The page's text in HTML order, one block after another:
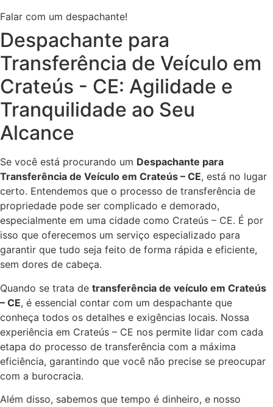
Falar com um despachante!
Despachante para
Transferência de Veículo em
Crateús - CE: Agilidade e
Tranquilidade ao Seu
Alcance
Se você está procurando um Despachante para
Transferência de Veículo em Crateús – CE, está no lugar
certo. Entendemos que o processo de transferência de
propriedade pode ser complicado e demorado,
especialmente em uma cidade como Crateús – CE. É por
isso que oferecemos um serviço especializado para
garantir que tudo seja feito de forma rápida e eficiente,
sem dores de cabeça.
Quando se trata de transferência de veículo em Crateús
– CE, é essencial contar com um despachante que
conheça todos os detalhes e exigências locais. Nossa
experiência em Crateús – CE nos permite lidar com cada
etapa do processo de transferência com a máxima
eficiência, garantindo que você não precise se preocupar
com a burocracia.
Além disso, sabemos que tempo é dinheiro, e nosso